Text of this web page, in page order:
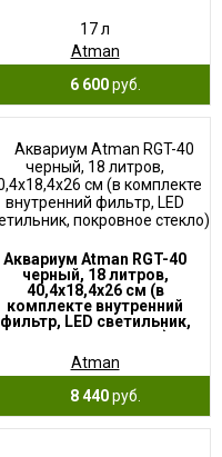
17 л
Atman
6 600руб.
Аквариум Atman RGT-40
черный, 18 литров,
40,4х18,4х26 см (в
комплекте внутренний
фильтр, LED светильник,
покровное стекло)
Atman
8 440руб.